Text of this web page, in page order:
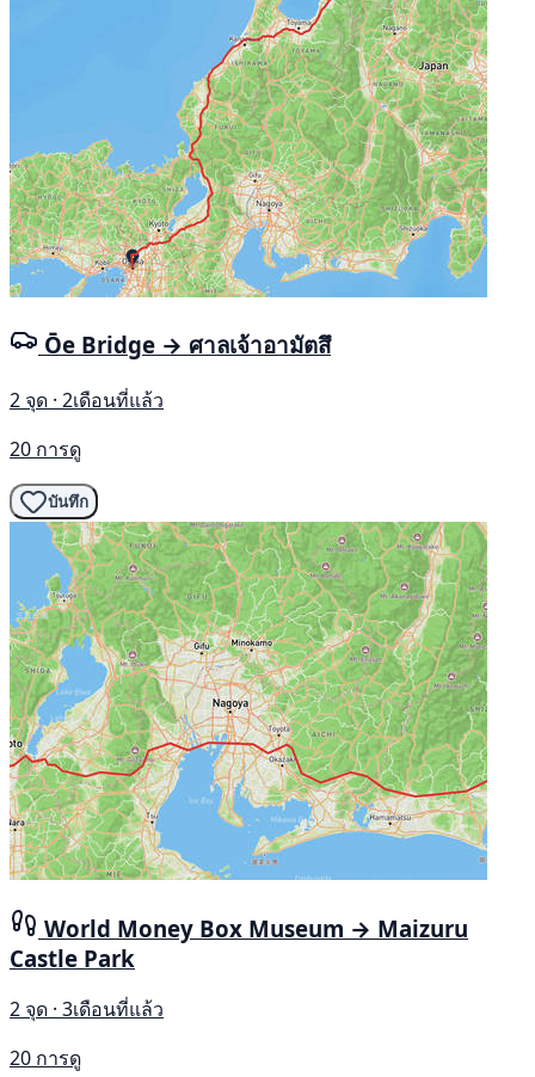
Ōe Bridge → ศาลเจ้าอามัตสึ
2 จุด · 2เดือนที่แล้ว
20 การดู
บันทึก
World Money Box Museum → Maizuru
Castle Park
2 จุด · 3เดือนที่แล้ว
20 การดู